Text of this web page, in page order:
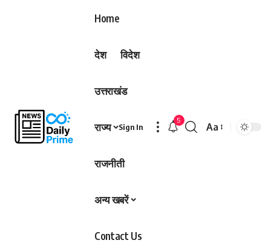
Home
देश विदेश
उत्तराखंड
राज्य
राजनीती
अन्य खबरें
Contact Us
Sign In
5
Font
Aa